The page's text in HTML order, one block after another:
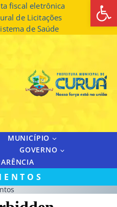
fiscal eletrônica
de Licitações
de Saúde
MUNICÍPIO
GOVERNO